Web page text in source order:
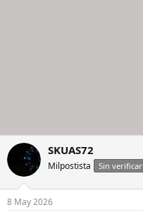
SKUAS72
Milpostista Sin verificar
8 May 2026